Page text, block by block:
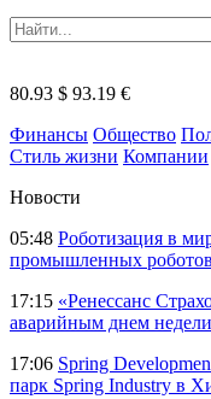
80.93 $ 93.19 €
Финансы Общество
Стиль жизни Компании
Новости
05:48 Роботизация в
промышленных
17:15 «Ренессанс
аварийным днем недели
17:06 Spring
парк Spring Industry в